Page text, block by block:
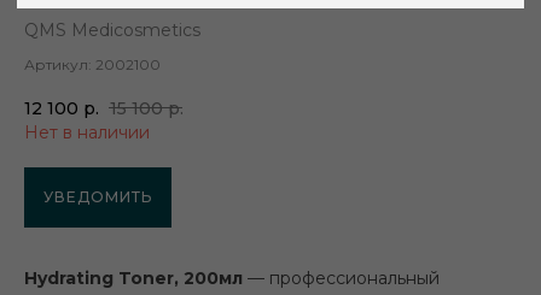
QMS Medicosmetics
Артикул: 2002100
12 100 р. 15 100 р.
Нет в наличии
УВЕДОМИТЬ
Hydrating Toner, 200мл — профессиональный